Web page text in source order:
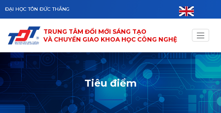
Skip to main content
ĐẠI HỌC TÔN ĐỨC THẮNG
TRUNG TÂM ĐỔI MỚI SÁNG TẠO
VÀ CHUYỂN GIAO KHOA HỌC CÔNG NGHỆ
Tiêu điểm